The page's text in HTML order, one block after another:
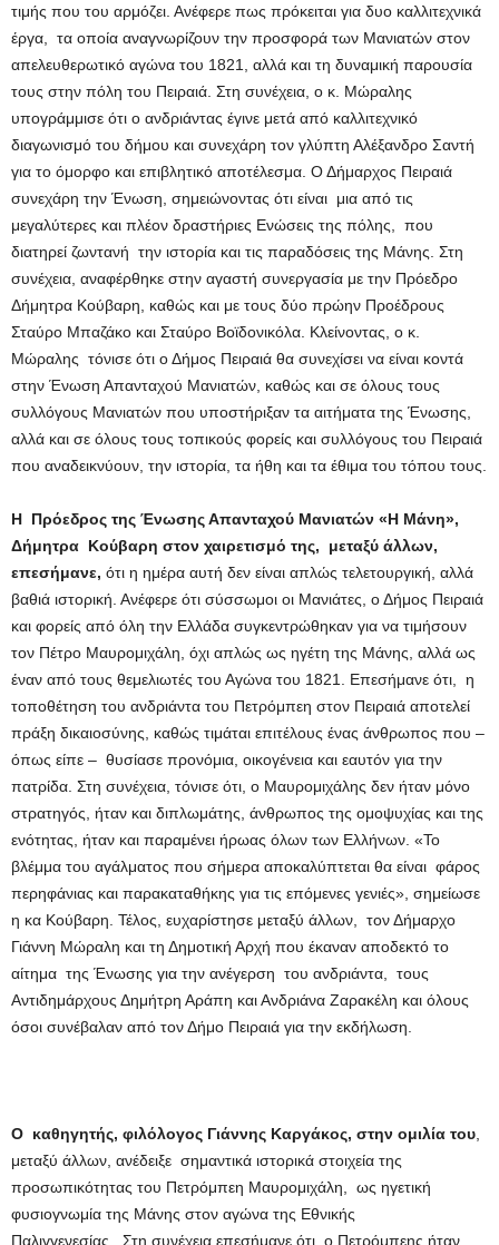
τιμής που του αρμόζει. Ανέφερε πως πρόκειται για δυο καλλιτεχνικά
έργα, τα οποία αναγνωρίζουν την προσφορά των Μανιατών στον
απελευθερωτικό αγώνα του 1821, αλλά και τη δυναμική παρουσία
τους στην πόλη του Πειραιά. Στη συνέχεια, ο κ. Μώραλης
υπογράμμισε ότι ο ανδριάντας έγινε μετά από καλλιτεχνικό
διαγωνισμό του δήμου και συνεχάρη τον γλύπτη Αλέξανδρο Σαντή
για το όμορφο και επιβλητικό αποτέλεσμα. Ο Δήμαρχος Πειραιά
συνεχάρη την Ένωση, σημειώνοντας ότι είναι μια από τις
μεγαλύτερες και πλέον δραστήριες Ενώσεις της πόλης, που
διατηρεί ζωντανή την ιστορία και τις παραδόσεις της Μάνης. Στη
συνέχεια, αναφέρθηκε στην αγαστή συνεργασία με την Πρόεδρο
Δήμητρα Κούβαρη, καθώς και με τους δύο πρώην Προέδρους
Σταύρο Μπαζάκο και Σταύρο Βοϊδονικόλα. Κλείνοντας, ο κ.
Μώραλης τόνισε ότι ο Δήμος Πειραιά θα συνεχίσει να είναι κοντά
στην Ένωση Απανταχού Μανιατών, καθώς και σε όλους τους
συλλόγους Μανιατών που υποστήριξαν τα αιτήματα της Ένωσης,
αλλά και σε όλους τους τοπικούς φορείς και συλλόγους του Πειραιά
που αναδεικνύουν, την ιστορία, τα ήθη και τα έθιμα του τόπου τους.
Η Πρόεδρος της Ένωσης Απανταχού Μανιατών «Η Μάνη»,
Δήμητρα Κούβαρη στον χαιρετισμό της, μεταξύ άλλων,
επεσήμανε, ότι η ημέρα αυτή δεν είναι απλώς τελετουργική, αλλά
βαθιά ιστορική. Ανέφερε ότι σύσσωμοι οι Μανιάτες, ο Δήμος Πειραιά
και φορείς από όλη την Ελλάδα συγκεντρώθηκαν για να τιμήσουν
τον Πέτρο Μαυρομιχάλη, όχι απλώς ως ηγέτη της Μάνης, αλλά ως
έναν από τους θεμελιωτές του Αγώνα του 1821. Επεσήμανε ότι, η
τοποθέτηση του ανδριάντα του Πετρόμπεη στον Πειραιά αποτελεί
πράξη δικαιοσύνης, καθώς τιμάται επιτέλους ένας άνθρωπος που –
όπως είπε – θυσίασε προνόμια, οικογένεια και εαυτόν για την
πατρίδα. Στη συνέχεια, τόνισε ότι, ο Μαυρομιχάλης δεν ήταν μόνο
στρατηγός, ήταν και διπλωμάτης, άνθρωπος της ομοψυχίας και της
ενότητας, ήταν και παραμένει ήρωας όλων των Ελλήνων. «Το
βλέμμα του αγάλματος που σήμερα αποκαλύπτεται θα είναι φάρος
περηφάνιας και παρακαταθήκης για τις επόμενες γενιές», σημείωσε
η κα Κούβαρη. Τέλος, ευχαρίστησε μεταξύ άλλων, τον Δήμαρχο
Γιάννη Μώραλη και τη Δημοτική Αρχή που έκαναν αποδεκτό το
αίτημα της Ένωσης για την ανέγερση του ανδριάντα, τους
Αντιδημάρχους Δημήτρη Αράπη και Ανδριάνα Ζαρακέλη και όλους
όσοι συνέβαλαν από τον Δήμο Πειραιά για την εκδήλωση.
Ο καθηγητής, φιλόλογος Γιάννης Καργάκος, στην ομιλία του
μεταξύ άλλων, ανέδειξε σημαντικά ιστορικά στοιχεία της
προσωπικότητας του Πετρόμπεη Μαυρομιχάλη, ως ηγετική
φυσιογνωμία της Μάνης στον αγώνα της Εθνικής
Παλιγγενεσίας. Στη συνέχεια επεσήμανε ότι, ο Πετρόμπεης ήταν